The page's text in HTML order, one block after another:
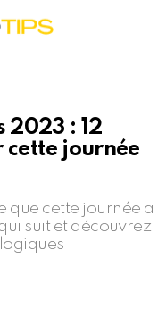
2023 : 12
cette journée
que cette journée a
suit et découvrez